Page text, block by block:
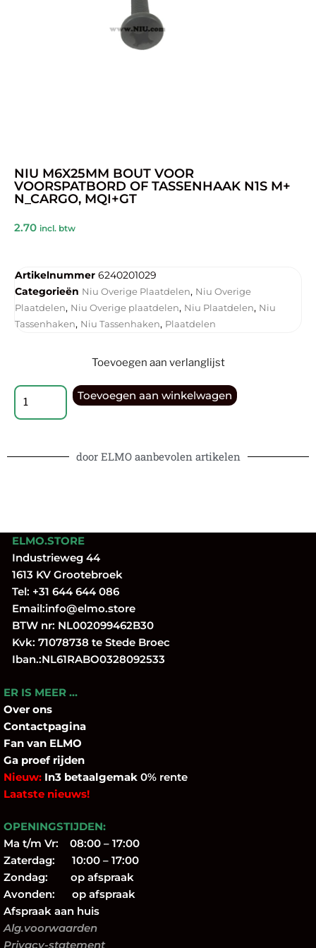
NIU M6X25MM BOUT VOOR
VOORSPATBORD OF TASSENHAAK N1S M+
N_CARGO, MQI+GT
2.70 incl. btw
Artikelnummer 6240201029
Categorieën Niu Overige Plaatdelen, Niu Overige
Plaatdelen, Niu Overige plaatdelen, Niu Plaatdelen, Niu
Tassenhaken, Niu Tassenhaken, Plaatdelen
Toevoegen aan verlanglijst
Toevoegen aan winkelwagen
door ELMO aanbevolen artikelen
ELMO.STORE
Industrieweg 44
1613 KV Grootebroek
Tel: +31 644 644 086
Email:info@elmo.store
BTW nr: NL002099462B30
Kvk: 71078738 te Stede Broec
Iban.:NL61RABO0328092533
ER IS MEER …
Over ons
Contactpagina
Fan van ELMO
Ga proef rijden
Nieuw: In3 betaalgemak 0% rente
Laatste nieuws!
OPENINGSTIJDEN:
Ma t/m Vr: 08:00 – 17:00
Zaterdag: 10:00 – 17:00
Zondag: op afspraak
Avonden: op afspraak
Afspraak aan huis
Alg.voorwaarden
Privacy-statement